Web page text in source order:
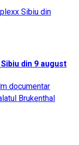
din 9 august